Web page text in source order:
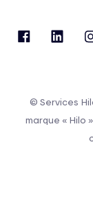
© Services
marque « Hilo